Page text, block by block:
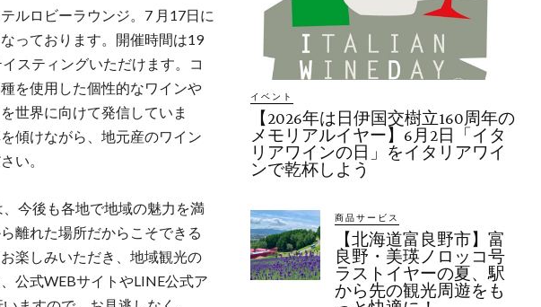
ルロビーラウンジ。7 月17日に
っております。開催時間は19
スティングいただけます。コ
を使用した個性的なワインや
世界に向けて発信していま
傾けながら、地元産のワイン
い。
今後も各地で地域の魅力を満
離れた場所だからこそできる
楽しみいただき、地域観光の
公式WEBサイトやLINE公式ア
イベント
【2026年は日伊国交樹立160周年の
メモリアルイヤー】6月2日「イタ
リアワインの日」をイタリアワイ
ンで乾杯しよう
商品サービス
【北海道富良野市】富
良野・美瑛ノロッコ号
ラストイヤーの夏、駅
から先の観光周遊をも